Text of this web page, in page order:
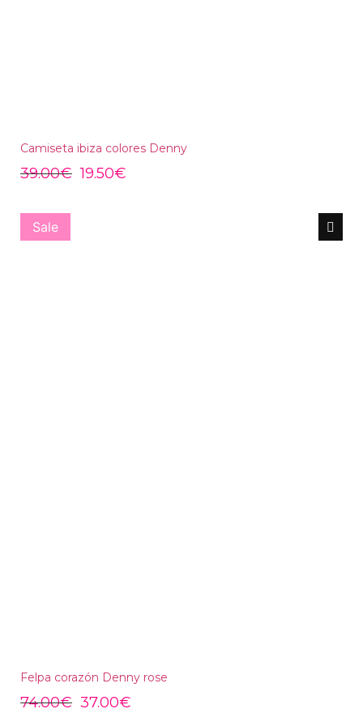
Camiseta ibiza colores Denny
39.00€ 19.50€
Sale
Felpa corazón Denny rose
74.00€ 37.00€